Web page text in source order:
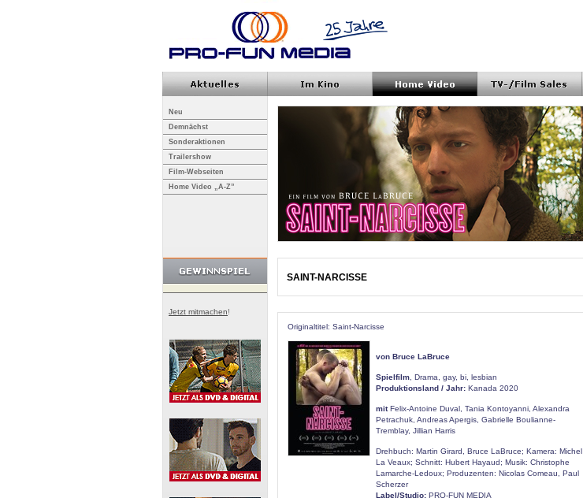
Neu
Demnächst
Sonderaktionen
Trailershow
Film-Webseiten
Home Video „A-Z”
Jetzt mitmachen!
SAINT-NARCISSE
Originaltitel: Saint-Narcisse
von Bruce LaBruce
Spielfilm , Drama, gay, bi, lesbian
Produktionsland / Jahr: Kanada 2020
mitFelix-Antoine Duval, Tania Kontoyanni, Alexandra
Petrachuk, Andreas Apergis, Gabrielle Boulianne-
Tremblay, Jillian Harris
Drehbuch: Martin Girard, Bruce LaBruce; Kamera: Michel
La Veaux; Schnitt: Hubert Hayaud; Musik: Christophe
Lamarche-Ledoux; Produzenten: Nicolas Comeau, Paul
Scherzer
Label/Studio: PRO-FUN MEDIA